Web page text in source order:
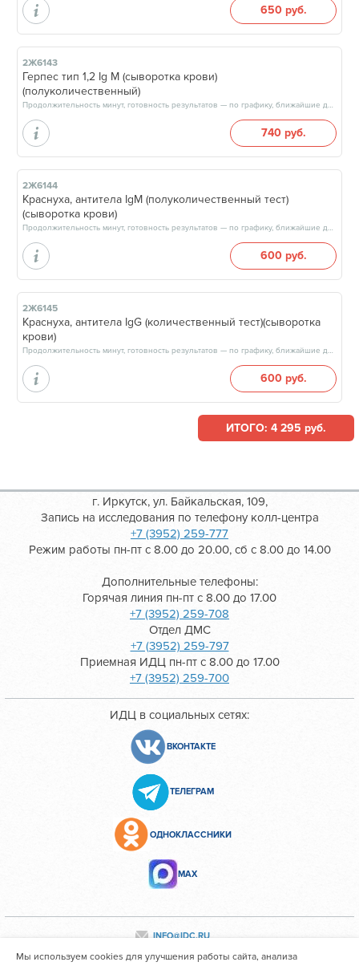
650 руб.
2Ж6143
Герпес тип 1,2 Ig М (сыворотка крови)
(полуколичественный)
Продолжительность минут, готовность результатов — по графику, ближайшие даты: 10.08.26, 12.08.26, 17.08.26, 19.08.26, результат через 3 рабочих дня, после 13:00
740 руб.
2Ж6144
Краснуха, антитела IgM (полуколичественный тест)
(сыворотка крови)
Продолжительность минут, готовность результатов — по графику, ближайшие даты: 08.08.26, 15.08.26, 22.08.26, 29.08.26, результат через 3 рабочих дня, после 17:00
600 руб.
2Ж6145
Краснуха, антитела IgG (количественный тест)(сыворотка
крови)
Продолжительность минут, готовность результатов — по графику, ближайшие даты: 08.08.26, 15.08.26, 22.08.26, 29.08.26, результат через 3 рабочих дня, после 17:00
600 руб.
ИТОГО: 4 295 руб.
г. Иркутск, ул. Байкальская, 109,
Запись на исследования по телефону колл-центра
+7 (3952) 259-777
Режим работы пн-пт с 8.00 до 20.00, сб с 8.00 до 14.00
Дополнительные телефоны:
Горячая линия пн-пт с 8.00 до 17.00
+7 (3952) 259-708
Отдел ДМС
+7 (3952) 259-797
Приемная ИДЦ пн-пт с 8.00 до 17.00
+7 (3952) 259-700
ИДЦ в социальных сетях:
ВКОНТАКТЕ
ТЕЛЕГРАМ
ОДНОКЛАССНИКИ
МАХ
INFO@IDC.RU
Мы используем cookies для улучшения работы сайта, анализа